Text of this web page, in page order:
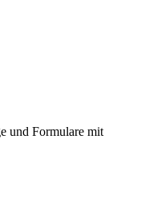
und Formulare mit